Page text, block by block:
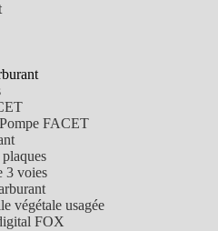
FACET
3 voies
végétale usagée
FOX